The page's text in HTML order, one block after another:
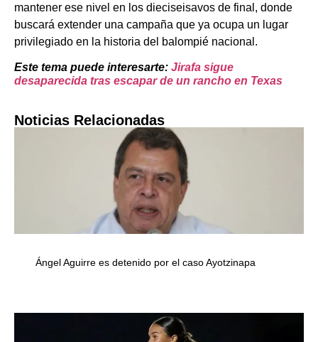
mantener ese nivel en los dieciseisavos de final, donde
buscará extender una campaña que ya ocupa un lugar
privilegiado en la historia del balompié nacional.
Este tema puede interesarte: Jirafa sigue
desaparecida tras escapar de un rancho en Texas
Noticias Relacionadas
Ángel Aguirre es detenido por el caso Ayotzinapa